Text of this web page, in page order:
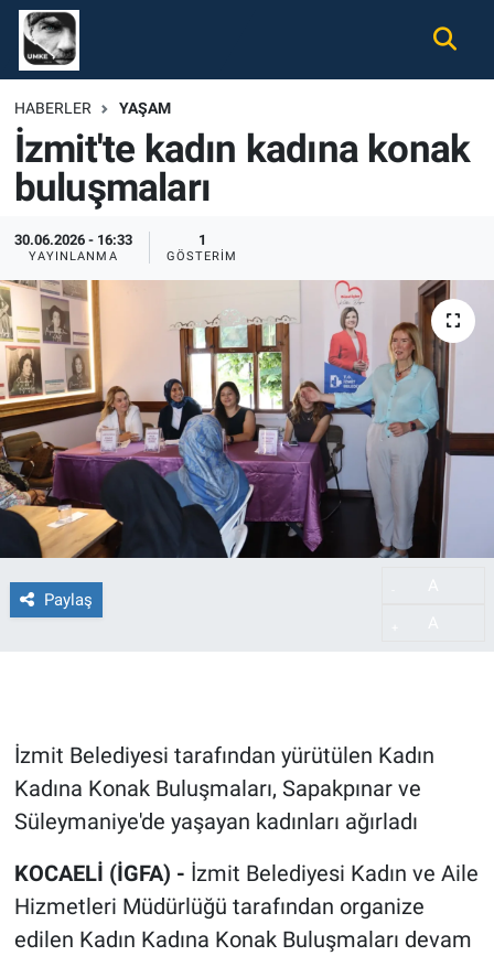
HABERLER YAŞAM
İzmit'te kadın kadına konak
buluşmaları
30.06.2026 - 16:33
YAYINLANMA
1
GÖSTERIM
Paylaş
İzmit Belediyesi tarafından yürütülen Kadın
Kadına Konak Buluşmaları, Sapakpınar ve
Süleymaniye'de yaşayan kadınları ağırladı
KOCAELİ (İGFA) - İzmit Belediyesi Kadın ve Aile
Hizmetleri Müdürlüğü tarafından organize
edilen Kadın Kadına Konak Buluşmaları devam
Gündem
Ekonomi
Spor
Magazin
Tüm Haberler
İletişim
Künye
Nöbetçi Eczaneler
Hava Durumu
Namaz Vakitleri
Trafik Durumu
Süper Lig Puan Durumu ve Fikstür
Tüm Manşetler
Son Dakika Haberleri
Haber Arşivi